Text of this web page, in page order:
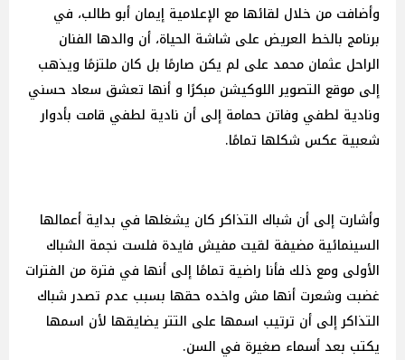
وأضافت من خلال لقائها مع الإعلامية إيمان أبو طالب، في
برنامج بالخط العريض على شاشة الحياة، أن والدها الفنان
الراحل عثمان محمد على لم يكن صارمًا بل كان ملتزمًا ويذهب
إلى موقع التصوير اللوكيشن مبكرًا و أنها تعشق سعاد حسني
ونادية لطفي وفاتن حمامة إلى أن نادية لطفي قامت بأدوار
شعبية عكس شكلها تمامًا.
وأشارت إلى أن شباك التذاكر كان يشغلها في بداية أعمالها
السينمائية مضيفة لقيت مفيش فايدة فلست نجمة الشباك
الأولى ومع ذلك فأنا راضية تمامًا إلى أنها في فترة من الفترات
غضبت وشعرت أنها مش واخده حقها بسبب عدم تصدر شباك
التذاكر إلى أن ترتيب اسمها على التتر يضايقها لأن اسمها
يكتب بعد أسماء صغيرة في السن.